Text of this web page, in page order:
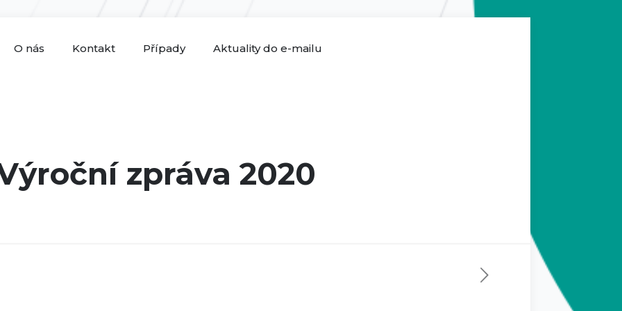
O nás Kontakt Případy Aktuality do e-mailu
zpráva 2020